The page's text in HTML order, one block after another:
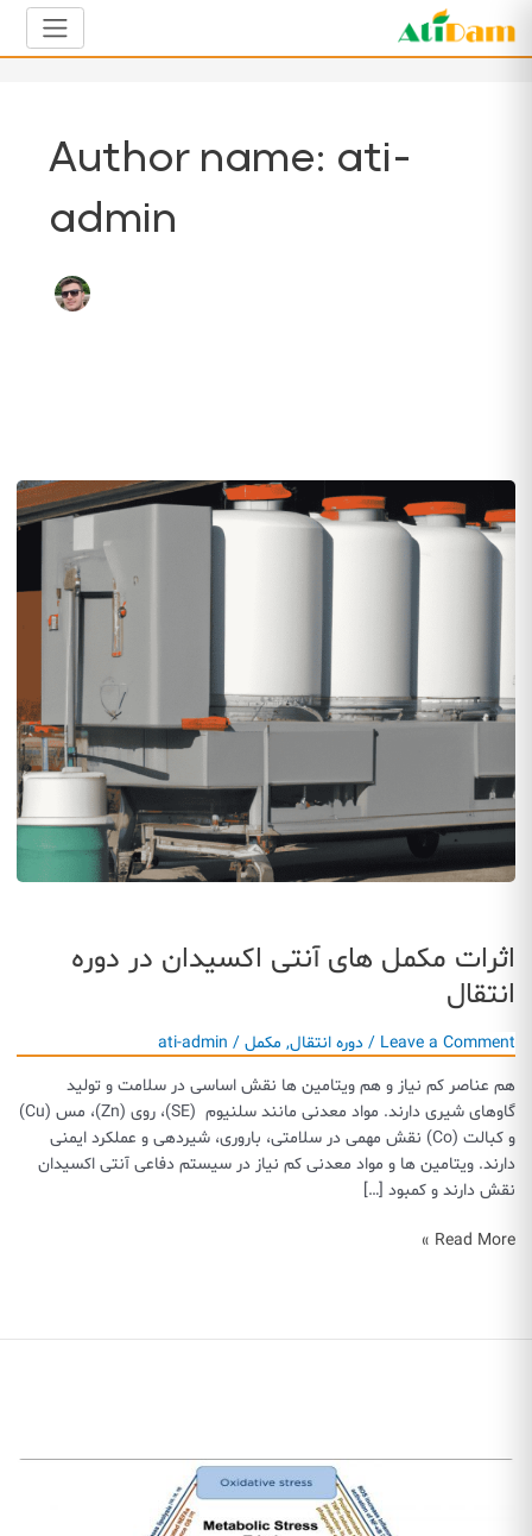
Author name: ati-
admin
اثرات مکمل های آنتی اکسیدان در دوره
انتقال
Leave a Comment
/ دوره انتقال, مکمل/
ati-admin
هم عناصر کم نیاز و هم ویتامین ها نقش اساسی در سلامت و تولید
گاوهای شیری دارند. مواد معدنی مانند سلنیوم (SE)، روی (Zn)، مس (Cu)
و کبالت (Co) نقش مهمی در سلامتی، باروری، شیردهی و عملکرد ایمنی
دارند. ویتامین ها و مواد معدنی کم نیاز در سیستم دفاعی آنتی اکسیدان
نقش دارند و کمبود […]
اثرات
اکسیدان
Read More »